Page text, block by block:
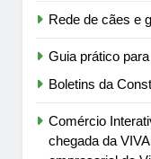
Rede de cães e
Guia prático
Boletins da
Comércio
chegada da